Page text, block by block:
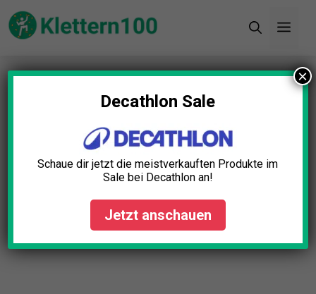
Zum
Inhalt
Startseite»Blog»Kletterrucksack Trinksystem
Test: Die 5 besten (Bestenliste)
Decathlon Sale
Schaue dir jetzt die meistverkauften Produkte im
Sale bei Decathlon an!
Jetzt anschauen
×